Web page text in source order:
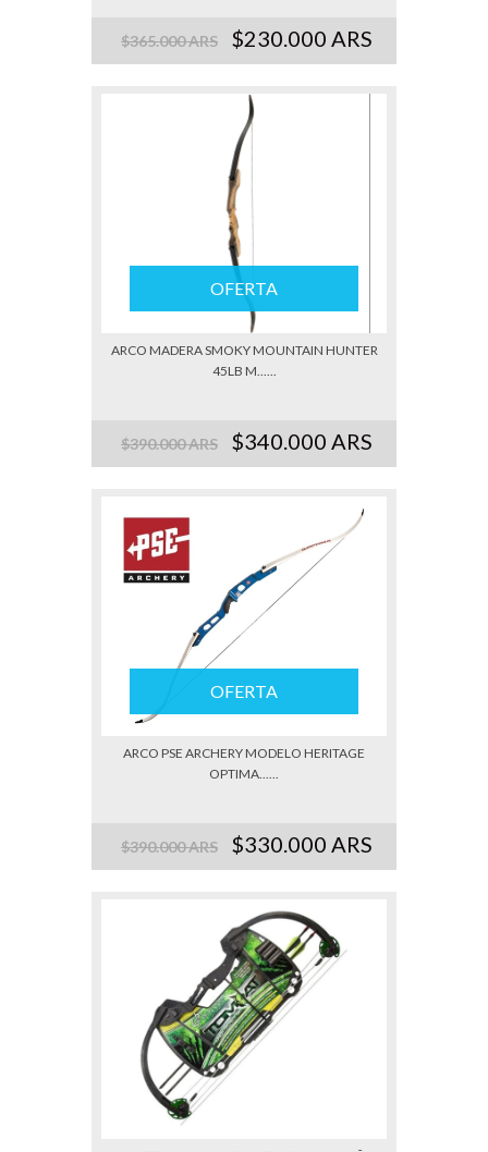
$365.000 ARS $230.000 ARS
OFERTA
ARCO MADERA SMOKY MOUNTAIN HUNTER
45LB M......
$390.000 ARS $340.000 ARS
OFERTA
ARCO PSE ARCHERY MODELO HERITAGE
OPTIMA......
$390.000 ARS $330.000 ARS